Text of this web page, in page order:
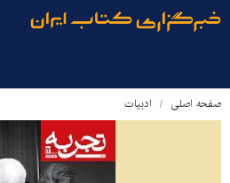
صفحه اصلی ادبیات